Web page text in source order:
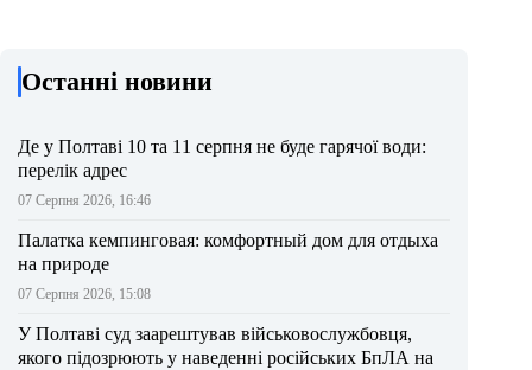
Останні новини
Де у Полтаві 10 та 11 серпня не буде гарячої води:
перелік адрес
07 Серпня 2026, 16:46
Палатка кемпинговая: комфортный дом для отдыха
на природе
07 Серпня 2026, 15:08
У Полтаві суд заарештував військовослужбовця,
якого підозрюють у наведенні російських БпЛА на